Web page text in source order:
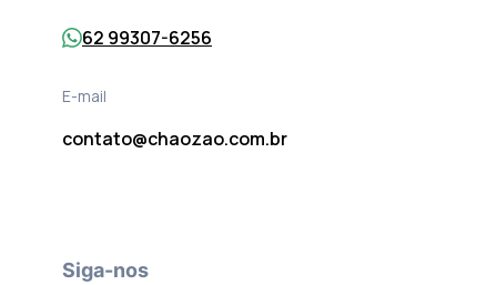
62 99307-6256
E-mail
contato@chaozao.com.br
Siga-nos